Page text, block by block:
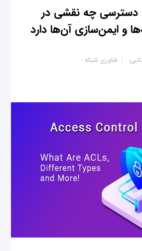
دسترسی چه نقشی در
و ایمن‌سازی آن‌ها دارد
فناوری شبکه